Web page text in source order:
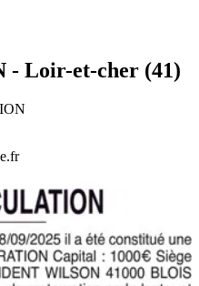
- Loir-et-cher (41)